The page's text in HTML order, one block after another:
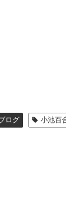
ログ 小池百